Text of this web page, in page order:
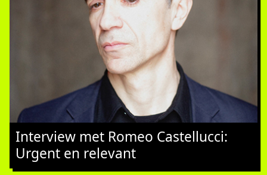
Interview met Romeo Castellucci:
Urgent en relevant